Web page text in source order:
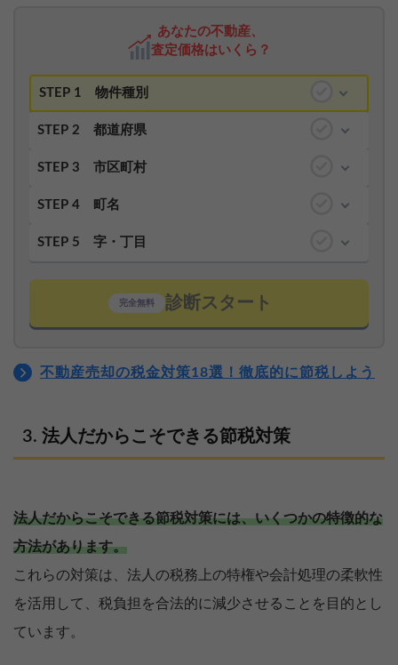
あなたの不動産、
査定価格はいくら？
STEP 1 物件種別
STEP 2 都道府県
STEP 3 市区町村
STEP 4 町名
STEP 5 字・丁目
完全無料 診断スタート
不動産売却の税金対策18選！徹底的に節税しよう
法人だからこそできる節税対策
法人だからこそできる節税対策には、いくつかの特徴的な
方法があります。
これらの対策は、法人の税務上の特権や会計処理の柔軟性
を活用して、税負担を合法的に減少させることを目的とし
ています。